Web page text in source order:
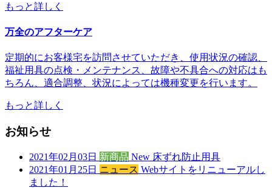
もっと詳しく
万全のアフターケア
定期的にお客様宅を訪問させていただき、使用状況の確認、
福祉用具の点検・メンテナンス、故障や不具合への対応はも
ちろん、適合調整、状況によっては機種変更を行います。
もっと詳しく
お知らせ
2021年02月03日 新商品 New 床ずれ防止用具
2021年01月25日 ニュース Webサイトをリニューアルし
ました！